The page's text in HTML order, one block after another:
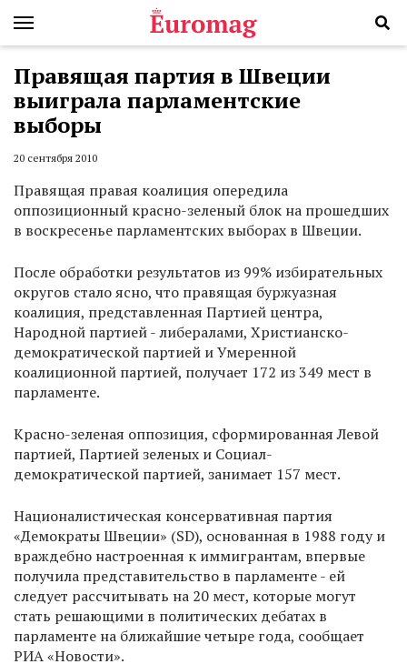
Правящая партия в Швеции
выиграла парламентские
выборы
20 сентября 2010
Правящая правая коалиция опередила
оппозиционный красно-зеленый блок на прошедших
в воскресенье парламентских выборах в Швеции.
После обработки результатов из 99% избирательных
округов стало ясно, что правящая буржуазная
коалиция, представленная Партией центра,
Народной партией - либералами, Христианско-
демократической партией и Умеренной
коалиционной партией, получает 172 из 349 мест в
парламенте.
Красно-зеленая оппозиция, сформированная Левой
партией, Партией зеленых и Социал-
демократической партией, занимает 157 мест.
Националистическая консервативная партия
«Демократы Швеции» (SD), основанная в 1988 году и
враждебно настроенная к иммигрантам, впервые
получила представительство в парламенте - ей
следует рассчитывать на 20 мест, которые могут
стать решающими в политических дебатах в
парламенте на ближайшие четыре года, сообщает
РИА «Новости».